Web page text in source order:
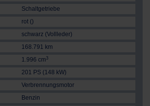
Schaltgetriebe
rot ()
schwarz (Vollleder)
168.791 km
1.996 cm3
201 PS (148 kW)
Verbrennungsmotor
Benzin